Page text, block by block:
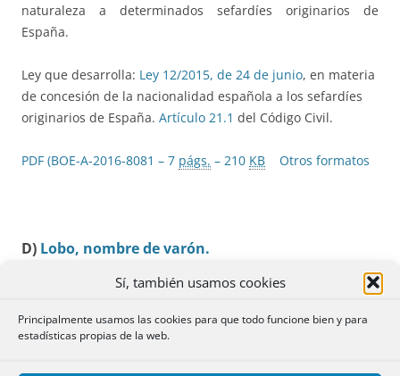
Sí, también usamos cookies
Principalmente usamos las cookies para que todo funcione bien y para
estadísticas propias de la web.
naturaleza a determinados sefardíes originarios de
España.
Ley que desarrolla: Ley 12/2015, de 24 de junio, en materia
de concesión de la nacionalidad española a los sefardíes
originarios de España. Artículo 21.1 del Código Civil.
PDF (BOE-A-2016-8081 – 7 págs. – 210 KB Otros formatos
D) Lobo, nombre de varón.
admitido
por la